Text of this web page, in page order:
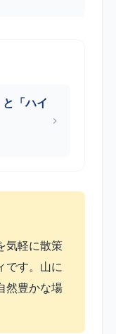
と「ハイ
気軽に散策
です。山に
然豊かな場